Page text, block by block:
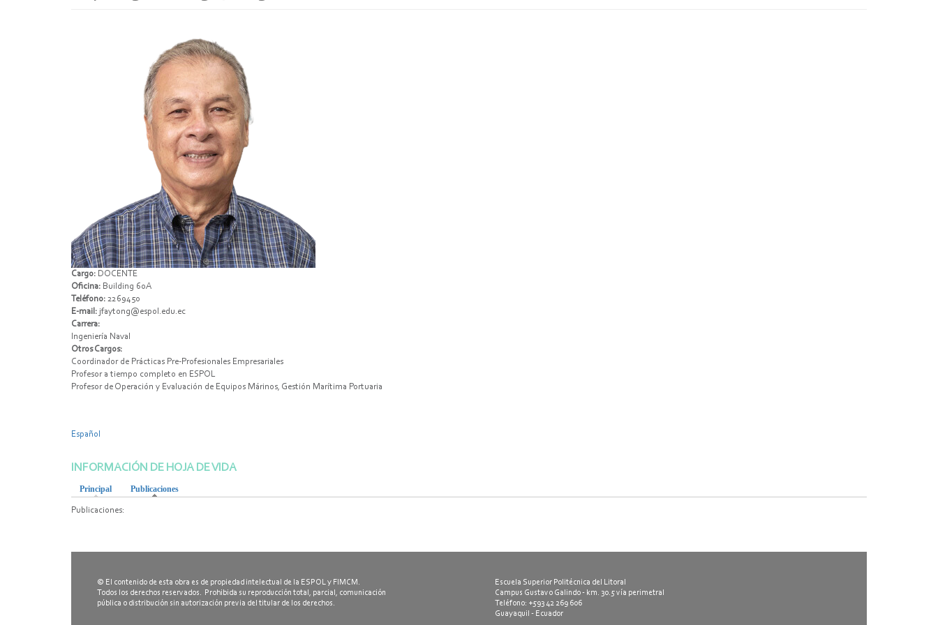
Cargo: DOCENTE
Oficina: Building 60A
Teléfono: 2269450
E-mail: jfaytong@espol.edu.ec
Carrera:
Ingeniería Naval
Otros Cargos:
Coordinador de Prácticas Pre-Profesionales Empresariales
Profesor a tiempo completo en ESPOL
Profesor de Operación y Evaluación de Equipos Márinos, Gestión Marítima Portuaria
Español
INFORMACIÓN DE HOJA DE VIDA
Principal Publicaciones
Publicaciones:
© El contenido de esta obra es de propiedad intelectual de la ESPOL y FIMCM.
Todos los derechos reservados. Prohibida su reproducción total, parcial, comunicación
pública o distribución sin autorización previa del titular de los derechos.
Escuela Superior Politécnica del Litoral
Campus Gustavo Galindo - km. 30.5 vía perimetral
Teléfono: +593 42 269 606
Guayaquil - Ecuador